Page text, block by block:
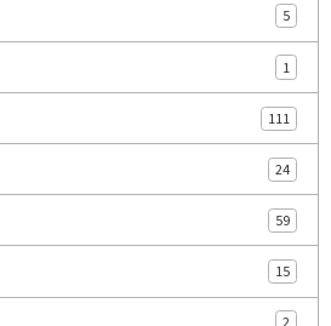
5
1
111
24
59
15
2